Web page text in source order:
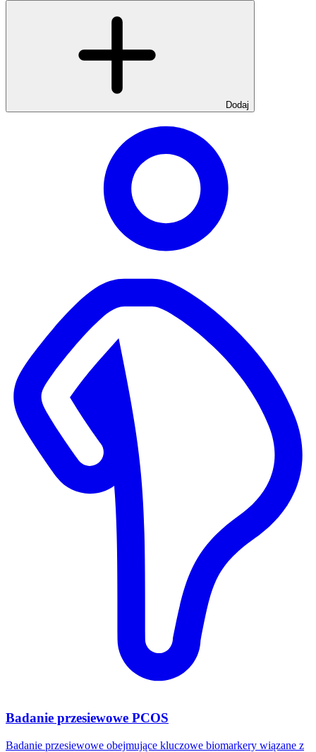
Dodaj
Badanie przesiewowe PCOS
Badanie przesiewowe obejmujące kluczowe biomarkery wiązane z